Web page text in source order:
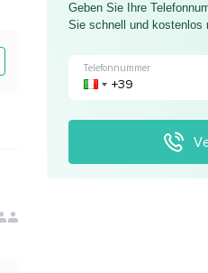
Geben Sie Ihre
Sie schnell und kostenlos
Telefonnummer